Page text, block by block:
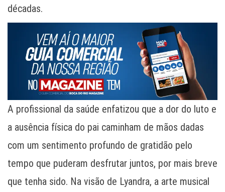
décadas.
A profissional da saúde enfatizou que a dor do luto e
a ausência física do pai caminham de mãos dadas
com um sentimento profundo de gratidão pelo
tempo que puderam desfrutar juntos, por mais breve
que tenha sido. Na visão de Lyandra, a arte musical